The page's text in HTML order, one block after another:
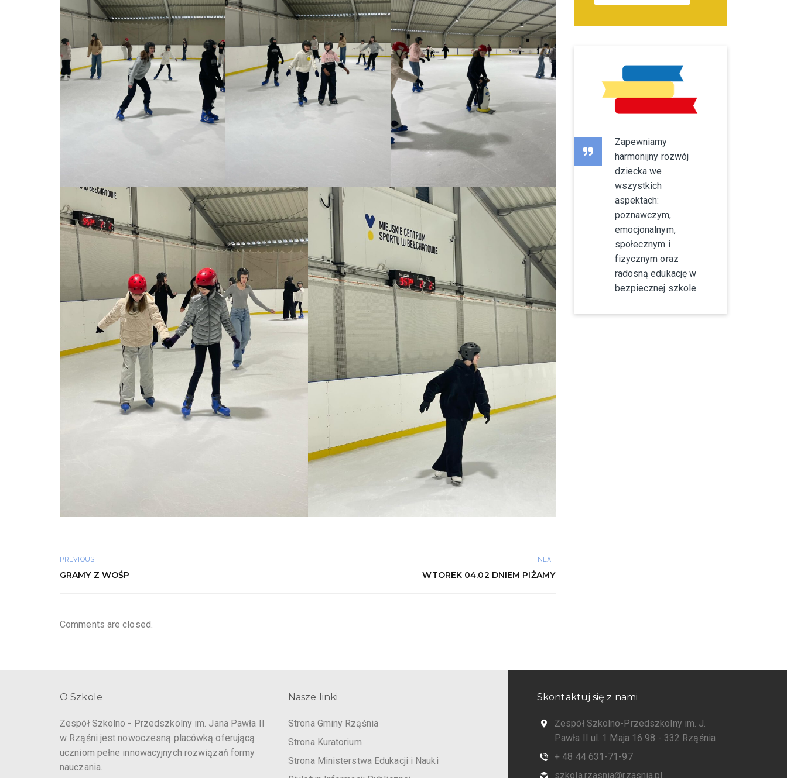
PREVIOUS
GRAMY Z WOŚP
NEXT
WTOREK 04.02 DNIEM PIŻAMY
Comments are closed.
Zapewniamy
harmonijny rozwój
dziecka we
wszystkich
aspektach:
poznawczym,
emocjonalnym,
społecznym i
fizycznym oraz
radosną edukację w
bezpiecznej szkole
O Szkole
Zespół Szkolno - Przedszkolny im. Jana Pawła II
w Rząśni jest nowoczesną placówką oferującą
uczniom pełne innowacyjnych rozwiązań formy
nauczania.
Nasze linki
Strona Gminy Rząśnia
Strona Kuratorium
Strona Ministerstwa Edukacji i Nauki
Skontaktuj się z nami
Zespół Szkolno-Przedszkolny im. J.
Pawła II ul. 1 Maja 16 98 - 332 Rząśnia
+ 48 44 631-71-97
szkola.rzasnia@rzasnia.pl